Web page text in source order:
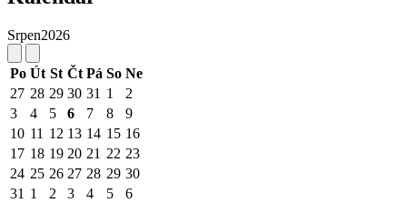
Srpen2026
Po Út St Čt Pá So Ne
27 28 29 30 31 1
2
3
4 5 6 7 8
9
10 11 12 13 14 15 16
17 18 19 20 21 22 23
24 25 26 27 28 29 30
31 1 2 3 4 5 6